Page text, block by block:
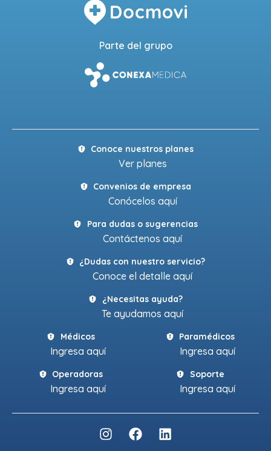
Parte del grupo
Conoce nuestros planes
Ver planes
Convenios de empresa
Conócelos aquí
Para dudas o sugerencias
Contáctenos aquí
¿Dudas con nuestro servicio?
Conoce el detalle aquí
¿Necesitas ayuda?
Te ayudamos aquí
Médicos
Ingresa aquí
Paramédicos
Ingresa aquí
Operadoras
Ingresa aquí
Soporte
Ingresa aquí